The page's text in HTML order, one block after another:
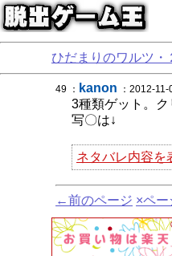
ひだまりのワルツ・
49 ： kanon ：2012-
3種類ゲット。ク
写〇は↓
ネタバレ内容を
←前のページ ×ペー